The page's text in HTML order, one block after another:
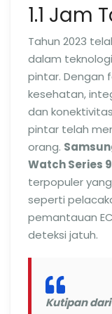
1.1 Jam
Tahun 2023
dalam
pintar. Dengan
kesehatan,
dan
pintar telah
orang.
Watch Series 9
terpopuler
seperti
pemantauan
deteksi jatuh.
Kutipan